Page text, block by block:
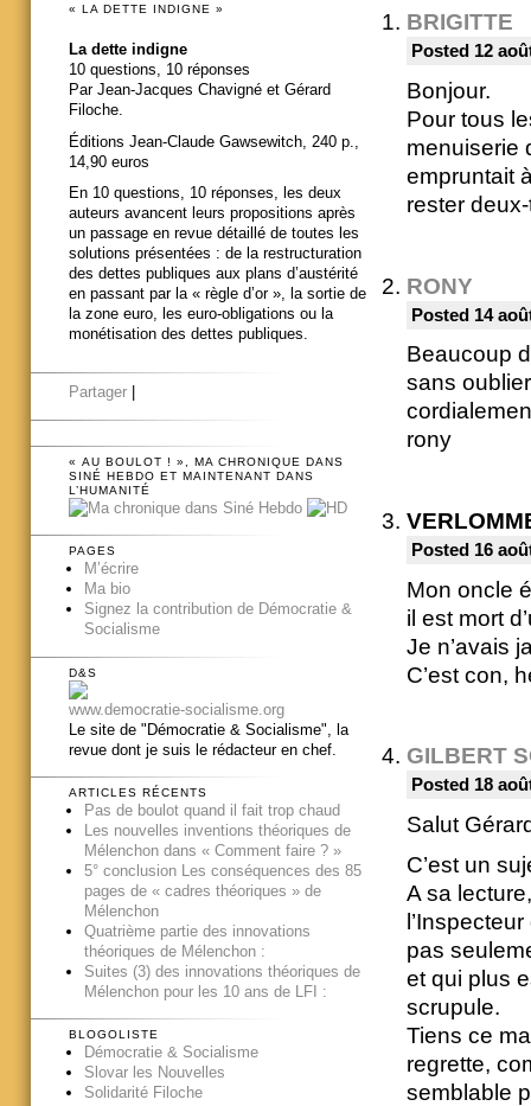
BRIGITTE
Posted 12
Bonjour.
Pour tous
menuiserie
empruntait
rester
RONY
Posted 14
Beaucoup
sans
rony
Posted 16
Mon oncle
il est mort
Je n’avais
C’est con,
GILBERT
Posted 18
Salut
C’est un
A sa
pas
et qui plus
scrupule.
Tiens ce
regrette,
semblable
« LA DETTE INDIGNE »
La dette indigne
10 questions, 10 réponses
Par Jean-Jacques Chavigné et Gérard
Filoche.
Éditions Jean-Claude Gawsewitch, 240 p.,
14,90 euros
En 10 questions, 10 réponses, les deux
auteurs avancent leurs propositions après
un passage en revue détaillé de toutes les
solutions présentées : de la restructuration
des dettes publiques aux plans d’austérité
en passant par la « règle d’or », la sortie de
la zone euro, les euro-obligations ou la
monétisation des dettes publiques.
Partager
« AU BOULOT ! », MA CHRONIQUE DANS
SINÉ HEBDO ET MAINTENANT DANS
L’HUMANITÉ
PAGES
M’écrire
Ma bio
Signez la contribution de Démocratie &
Socialisme
D&S
www.democratie-socialisme.org
Le site de "Démocratie & Socialisme", la
revue dont je suis le rédacteur en chef.
ARTICLES RÉCENTS
Pas de boulot quand il fait trop chaud
Les nouvelles inventions théoriques de
Mélenchon dans « Comment faire ? »
5° conclusion Les conséquences des 85
pages de « cadres théoriques » de
Mélenchon
Quatrième partie des innovations
théoriques de Mélenchon :
Suites (3) des innovations théoriques de
Mélenchon pour les 10 ans de LFI :
BLOGOLISTE
Démocratie & Socialisme
Slovar les Nouvelles
Solidarité Filoche